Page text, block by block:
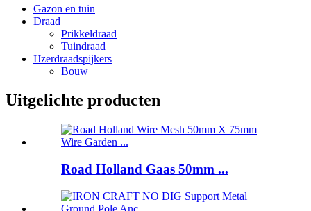
Gazon en tuin
Draad
Prikkeldraad
Tuindraad
IJzerdraadspijkers
Bouw
Uitgelichte producten
Road Holland Gaas 50mm ...